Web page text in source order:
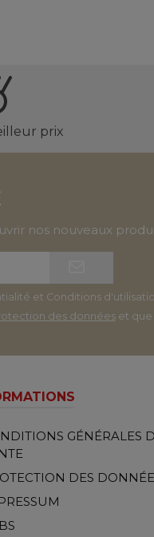
prix
nos nouveaux
et Conditions
des donnéeset que
GÉNÉRALES
DES